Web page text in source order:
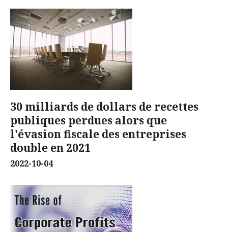
30 milliards de dollars de recettes
publiques perdues alors que
l'évasion fiscale des entreprises
double en 2021
2022-10-04